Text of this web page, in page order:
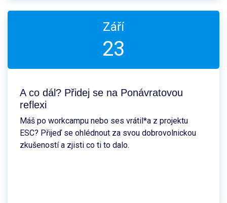
Září
23
A co dál? Přidej se na Ponávratovou
reflexi
Máš po workcampu nebo ses vrátil*a z projektu
ESC? Přijeď se ohlédnout za svou dobrovolnickou
zkušeností a zjisti co ti to dalo.